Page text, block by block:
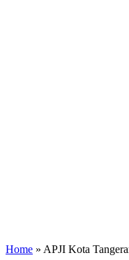
Home » APJI Kota